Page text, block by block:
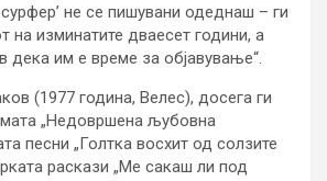
не се пишувани одеднаш – ги
на изминатите дваесет години, а
дека им е време за објавување“.
(1977 година, Велес), досега ги
„Недовршена љубовна
песни „Голтка восхит од солзите
раскази „Ме сакаш ли под